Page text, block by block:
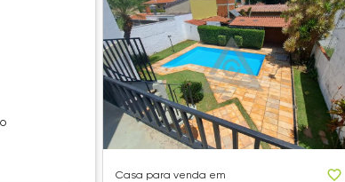
Casa para venda em